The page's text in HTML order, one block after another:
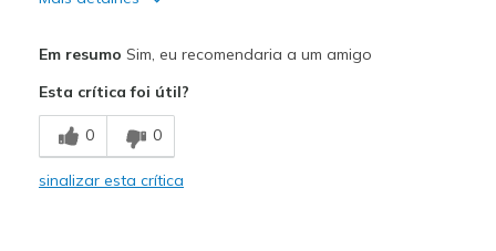
Breathe Well
Comfortable
Em resumo Sim, eu recomendaria a um amigo
Esta crítica foi útil?
0 0
sinalizar esta crítica